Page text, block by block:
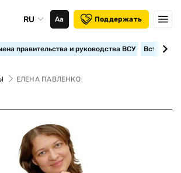
RU Аа Поддержать
правительства и руководства ВСУ
ЕЛЕНА ПАВЛЕНКО